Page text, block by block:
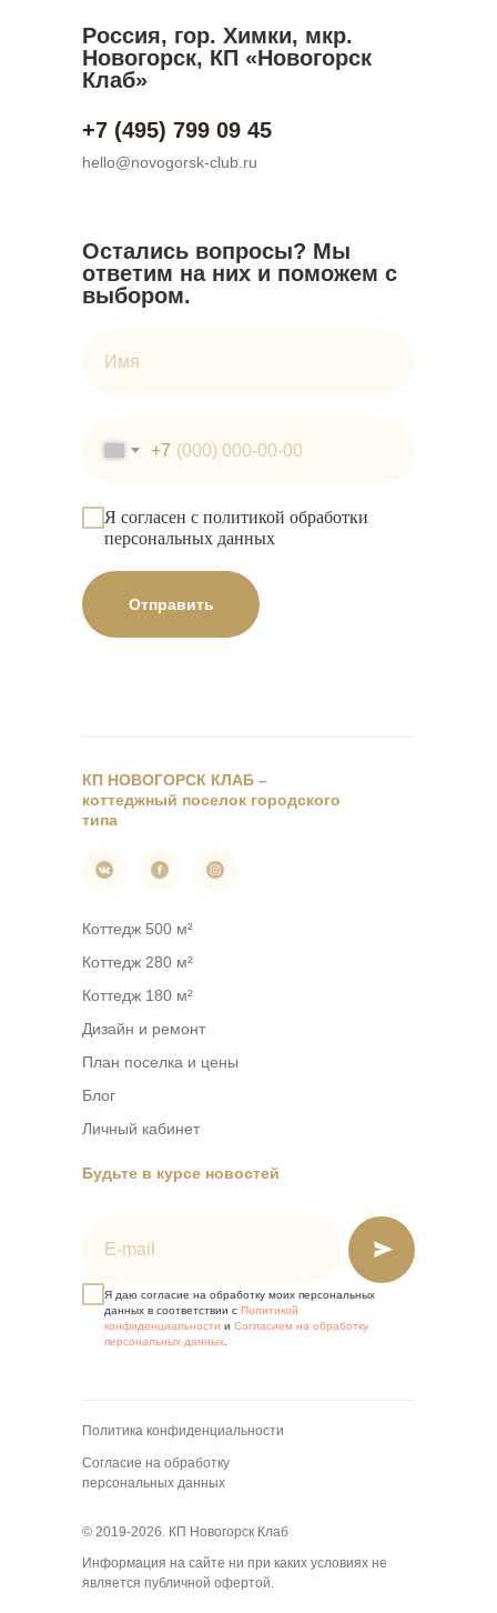
Россия, гор. Химки, мкр.
Новогорск, КП «Новогорск
Клаб»
+7 (495) 799 09 45
hello@novogorsk-club.ru
Остались вопросы? Мы
ответим на них и поможем с
выбором.
Имя
+7
Я согласен с политикой обработки
персональных данных
Отправить
КП НОВОГОРСК КЛАБ –
коттеджный поселок городского
типа
Коттедж 280 м²
Коттедж 180 м²
Дизайн и ремонт
План поселка и цены
Блог
Личный кабинет
Будьте в курсе новостей
E-mail
Я даю согласие на обработку моих персональных
данных в соответствии с Политикой
конфиденциальности и Согласием на обработку
персональных данных
Политика конфиденциальности
Согласие на обработку
персональных данных
© 2019-2026. КП Новогорск Клаб
Информация на сайте ни при каких условиях не
является публичной офертой.
Коттедж 500 м²